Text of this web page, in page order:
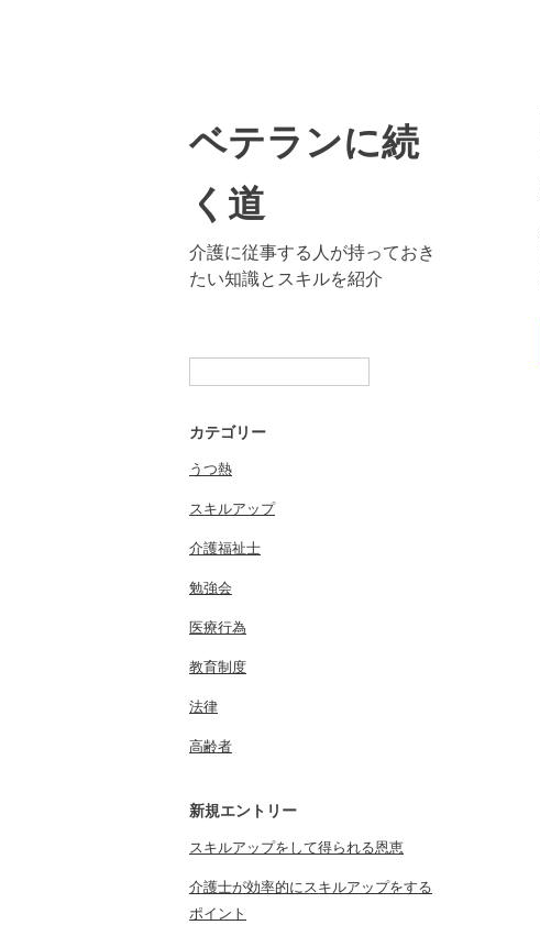
ベテランに続
く道
介護に従事する人が持っておき
たい知識とスキルを紹介
カテゴリー
うつ熱
スキルアップ
介護福祉士
勉強会
医療行為
教育制度
法律
高齢者
新規エントリー
スキルアップをして得られる恩恵
介護士が効率的にスキルアップをする
ポイント